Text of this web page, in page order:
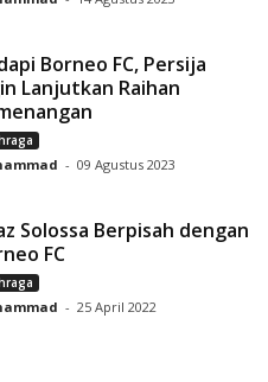
Borneo FC, Persija
Lanjutkan Raihan
- 09 Agustus 2023
Solossa Berpisah dengan
FC
- 25 April 2022